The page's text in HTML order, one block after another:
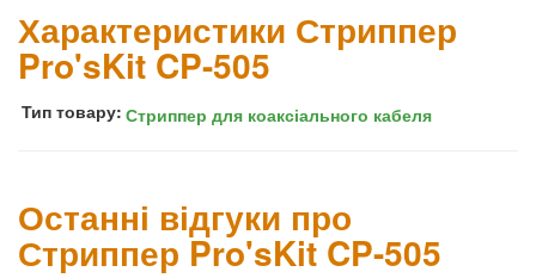
Характеристики Стриппер
Pro'sKit CP-505
Тип товару: Стриппер для коаксіального кабеля
Останні відгуки про
Стриппер Pro'sKit CP-505